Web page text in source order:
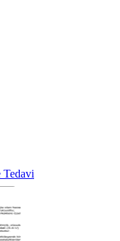
Tedavi